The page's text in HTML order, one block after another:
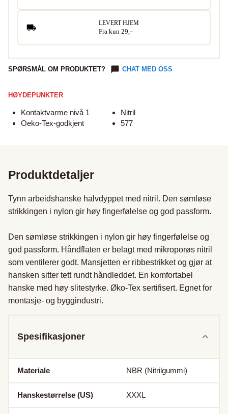
LEVERT HJEM
Fra kun 29,–
SPØRSMÅL OM PRODUKTET? CHAT MED OSS
HØYDEPUNKTER
Kontaktvarme nivå 1
Oeko-Tex-godkjent
Nitril
577
Produktdetaljer
Tynn arbeidshanske halvdyppet med nitril. Den sømløse
strikkingen i nylon gir høy fingerfølelse og god passform.
Den sømløse strikkingen i nylon gir høy fingerfølelse og
god passform. Håndflaten er belagt med mikroporøs nitril
som ventilerer godt. Mansjetten er ribbestrikket og gjør at
hansken sitter tett rundt håndleddet. En komfortabel
hanske med høy slitestyrke. Øko-Tex sertifisert. Egnet for
montasje- og byggindustri.
Spesifikasjoner
Materiale NBR (Nitrilgummi)
Hanskestørrelse (US) XXXL